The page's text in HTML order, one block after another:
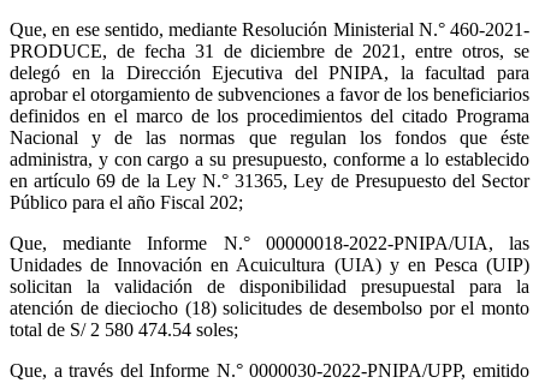
Que, en ese sentido, mediante Resolución Ministerial N.° 460-2021-
PRODUCE, de fecha 31 de diciembre de 2021, entre otros, se
delegó en la Dirección Ejecutiva del PNIPA, la facultad para
aprobar el otorgamiento de subvenciones a favor de los beneficiarios
definidos en el marco de los procedimientos del citado Programa
Nacional y de las normas que regulan los fondos que éste
administra, y con cargo a su presupuesto, conforme a lo establecido
en artículo 69 de la Ley N.° 31365, Ley de Presupuesto del Sector
Público para el año Fiscal 202;
Que, mediante Informe N.° 00000018-2022-PNIPA/UIA, las
Unidades de Innovación en Acuicultura (UIA) y en Pesca (UIP)
solicitan la validación de disponibilidad presupuestal para la
atención de dieciocho (18) solicitudes de desembolso por el monto
total de S/ 2 580 474.54 soles;
Que, a través del Informe N.° 0000030-2022-PNIPA/UPP, emitido